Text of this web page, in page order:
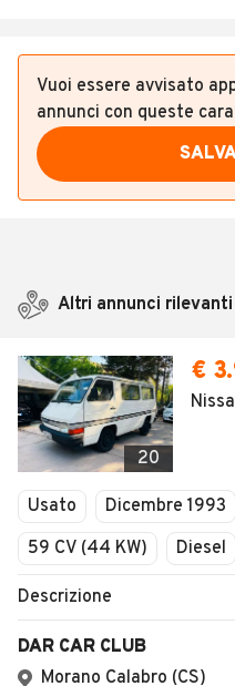
Vuoi essere avvisato
annunci con queste
Altri annunci
20
€
Usato Dicembre 1993
59 CV (44 KW)
Diesel
Descrizione
DAR CAR CLUB
Morano Calabro (CS)